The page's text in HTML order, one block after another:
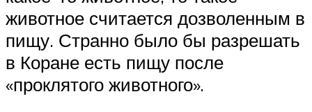
животное считается дозволенным в
пищу. Странно было бы разрешать
в Коране есть пищу после
«проклятого животного».